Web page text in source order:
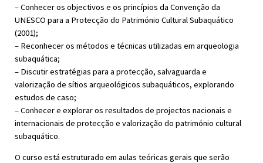
– Conhecer os objectivos e os princípios da Convenção da
UNESCO para a Protecção do Património Cultural Subaquático
(2001);
– Reconhecer os métodos e técnicas utilizadas em arqueologia
subaquática;
– Discutir estratégias para a protecção, salvaguarda e
valorização de sítios arqueológicos subaquáticos, explorando
estudos de caso;
– Conhecer e explorar os resultados de projectos nacionais e
internacionais de protecção e valorização do património cultural
subaquático.
O curso está estruturado em aulas teóricas gerais que serão